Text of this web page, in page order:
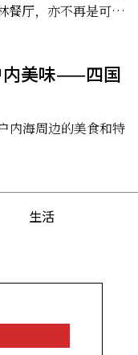
餐厅，亦不再是可望
内美味——四国
内海周边的美食和特
生活